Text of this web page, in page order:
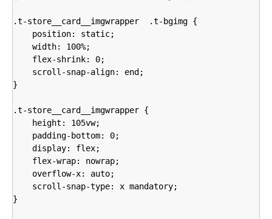
.t-store__card__imgwrapper  .t-bgimg {
    position: static;
    width: 100%;
    flex-shrink: 0;
    scroll-snap-align: end;
}
.t-store__card__imgwrapper {
    height: 105vw;
    padding-bottom: 0;
    display: flex;
    flex-wrap: nowrap;
    overflow-x: auto;
    scroll-snap-type: x mandatory;
}